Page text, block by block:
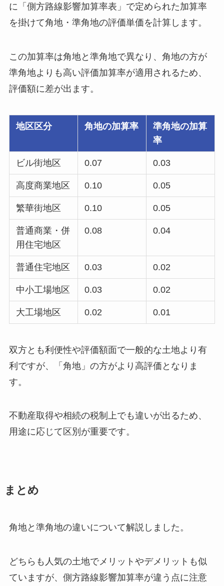
に「側方路線影響加算率表」で定められた加算率
を掛けて角地・準角地の評価単価を計算します。
この加算率は角地と準角地で異なり、角地の方が
準角地よりも高い評価加算率が適用されるため、
評価額に差が出ます。
地区区分 角地の加算率
準角地の加算
率
ビル街地区 0.07 0.03
高度商業地区 0.10 0.05
繁華街地区 0.10 0.05
普通商業・併
用住宅地区
0.08 0.04
普通住宅地区 0.03 0.02
中小工場地区 0.03 0.02
大工場地区 0.02 0.01
双方とも利便性や評価額面で一般的な土地より有
利ですが、「角地」の方がより高評価となりま
す。
不動産取得や相続の税制上でも違いが出るため、
用途に応じて区別が重要です。
まとめ
角地と準角地の違いについて解説しました。
どちらも人気の土地でメリットやデメリットも似
ていますが、側方路線影響加算率が違う点に注意